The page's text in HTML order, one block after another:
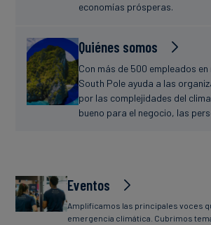
economías prósperas.
Quiénes somos
Con más de 500 empleados
South Pole ayuda a las
por las complejidades del
bueno para el negocio, las
Eventos
Amplificamos las principales voces
emergencia climática. Cubrimos